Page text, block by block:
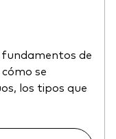
de
se
los tipos que